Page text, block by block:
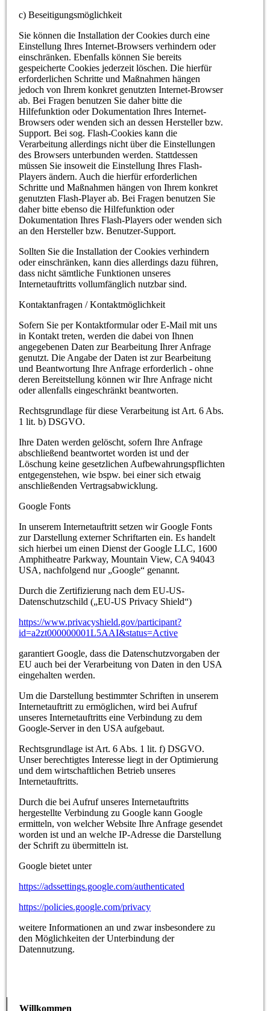
c) Beseitigungsmöglichkeit
Sie können die Installation der Cookies durch eine
Einstellung Ihres Internet-Browsers verhindern oder
einschränken. Ebenfalls können Sie bereits
gespeicherte Cookies jederzeit löschen. Die hierfür
erforderlichen Schritte und Maßnahmen hängen
jedoch von Ihrem konkret genutzten Internet-Browser
ab. Bei Fragen benutzen Sie daher bitte die
Hilfefunktion oder Dokumentation Ihres Internet-
Browsers oder wenden sich an dessen Hersteller bzw.
Support. Bei sog. Flash-Cookies kann die
Verarbeitung allerdings nicht über die Einstellungen
des Browsers unterbunden werden. Stattdessen
müssen Sie insoweit die Einstellung Ihres Flash-
Players ändern. Auch die hierfür erforderlichen
Schritte und Maßnahmen hängen von Ihrem konkret
genutzten Flash-Player ab. Bei Fragen benutzen Sie
daher bitte ebenso die Hilfefunktion oder
Dokumentation Ihres Flash-Players oder wenden sich
an den Hersteller bzw. Benutzer-Support.
Sollten Sie die Installation der Cookies verhindern
oder einschränken, kann dies allerdings dazu führen,
dass nicht sämtliche Funktionen unseres
Internetauftritts vollumfänglich nutzbar sind.
Kontaktanfragen / Kontaktmöglichkeit
Sofern Sie per Kontaktformular oder E-Mail mit uns
in Kontakt treten, werden die dabei von Ihnen
angegebenen Daten zur Bearbeitung Ihrer Anfrage
genutzt. Die Angabe der Daten ist zur Bearbeitung
und Beantwortung Ihre Anfrage erforderlich - ohne
deren Bereitstellung können wir Ihre Anfrage nicht
oder allenfalls eingeschränkt beantworten.
Rechtsgrundlage für diese Verarbeitung ist Art. 6 Abs.
1 lit. b) DSGVO.
Ihre Daten werden gelöscht, sofern Ihre Anfrage
abschließend beantwortet worden ist und der
Löschung keine gesetzlichen Aufbewahrungspflichten
entgegenstehen, wie bspw. bei einer sich etwaig
anschließenden Vertragsabwicklung.
Google Fonts
In unserem Internetauftritt setzen wir Google Fonts
zur Darstellung externer Schriftarten ein. Es handelt
sich hierbei um einen Dienst der Google LLC, 1600
Amphitheatre Parkway, Mountain View, CA 94043
USA, nachfolgend nur „Google“ genannt.
Durch die Zertifizierung nach dem EU-US-
Datenschutzschild („EU-US Privacy Shield“)
https://www.privacyshield.gov/participant?
id=a2zt000000001L5AAI&status=Active
garantiert Google, dass die Datenschutzvorgaben der
EU auch bei der Verarbeitung von Daten in den USA
eingehalten werden.
Um die Darstellung bestimmter Schriften in unserem
Internetauftritt zu ermöglichen, wird bei Aufruf
unseres Internetauftritts eine Verbindung zu dem
Google-Server in den USA aufgebaut.
Rechtsgrundlage ist Art. 6 Abs. 1 lit. f) DSGVO.
Unser berechtigtes Interesse liegt in der Optimierung
und dem wirtschaftlichen Betrieb unseres
Internetauftritts.
Durch die bei Aufruf unseres Internetauftritts
hergestellte Verbindung zu Google kann Google
ermitteln, von welcher Website Ihre Anfrage gesendet
worden ist und an welche IP-Adresse die Darstellung
der Schrift zu übermitteln ist.
Google bietet unter
https://adssettings.google.com/authenticated
https://policies.google.com/privacy
weitere Informationen an und zwar insbesondere zu
den Möglichkeiten der Unterbindung der
Datennutzung.
Willkommen